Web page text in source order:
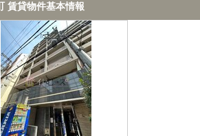
賃貸物件基本情報